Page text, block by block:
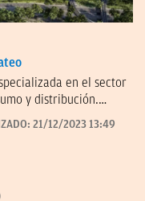
en el sector
y distribución.
21/12/2023 13:49